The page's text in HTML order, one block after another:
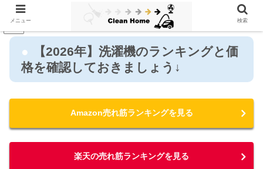
【2026年】洗濯機のランキングと価
格を確認しておきましょう↓
Amazon売れ筋ランキングを見る
楽天の売れ筋ランキングを見る
メニュー 検索